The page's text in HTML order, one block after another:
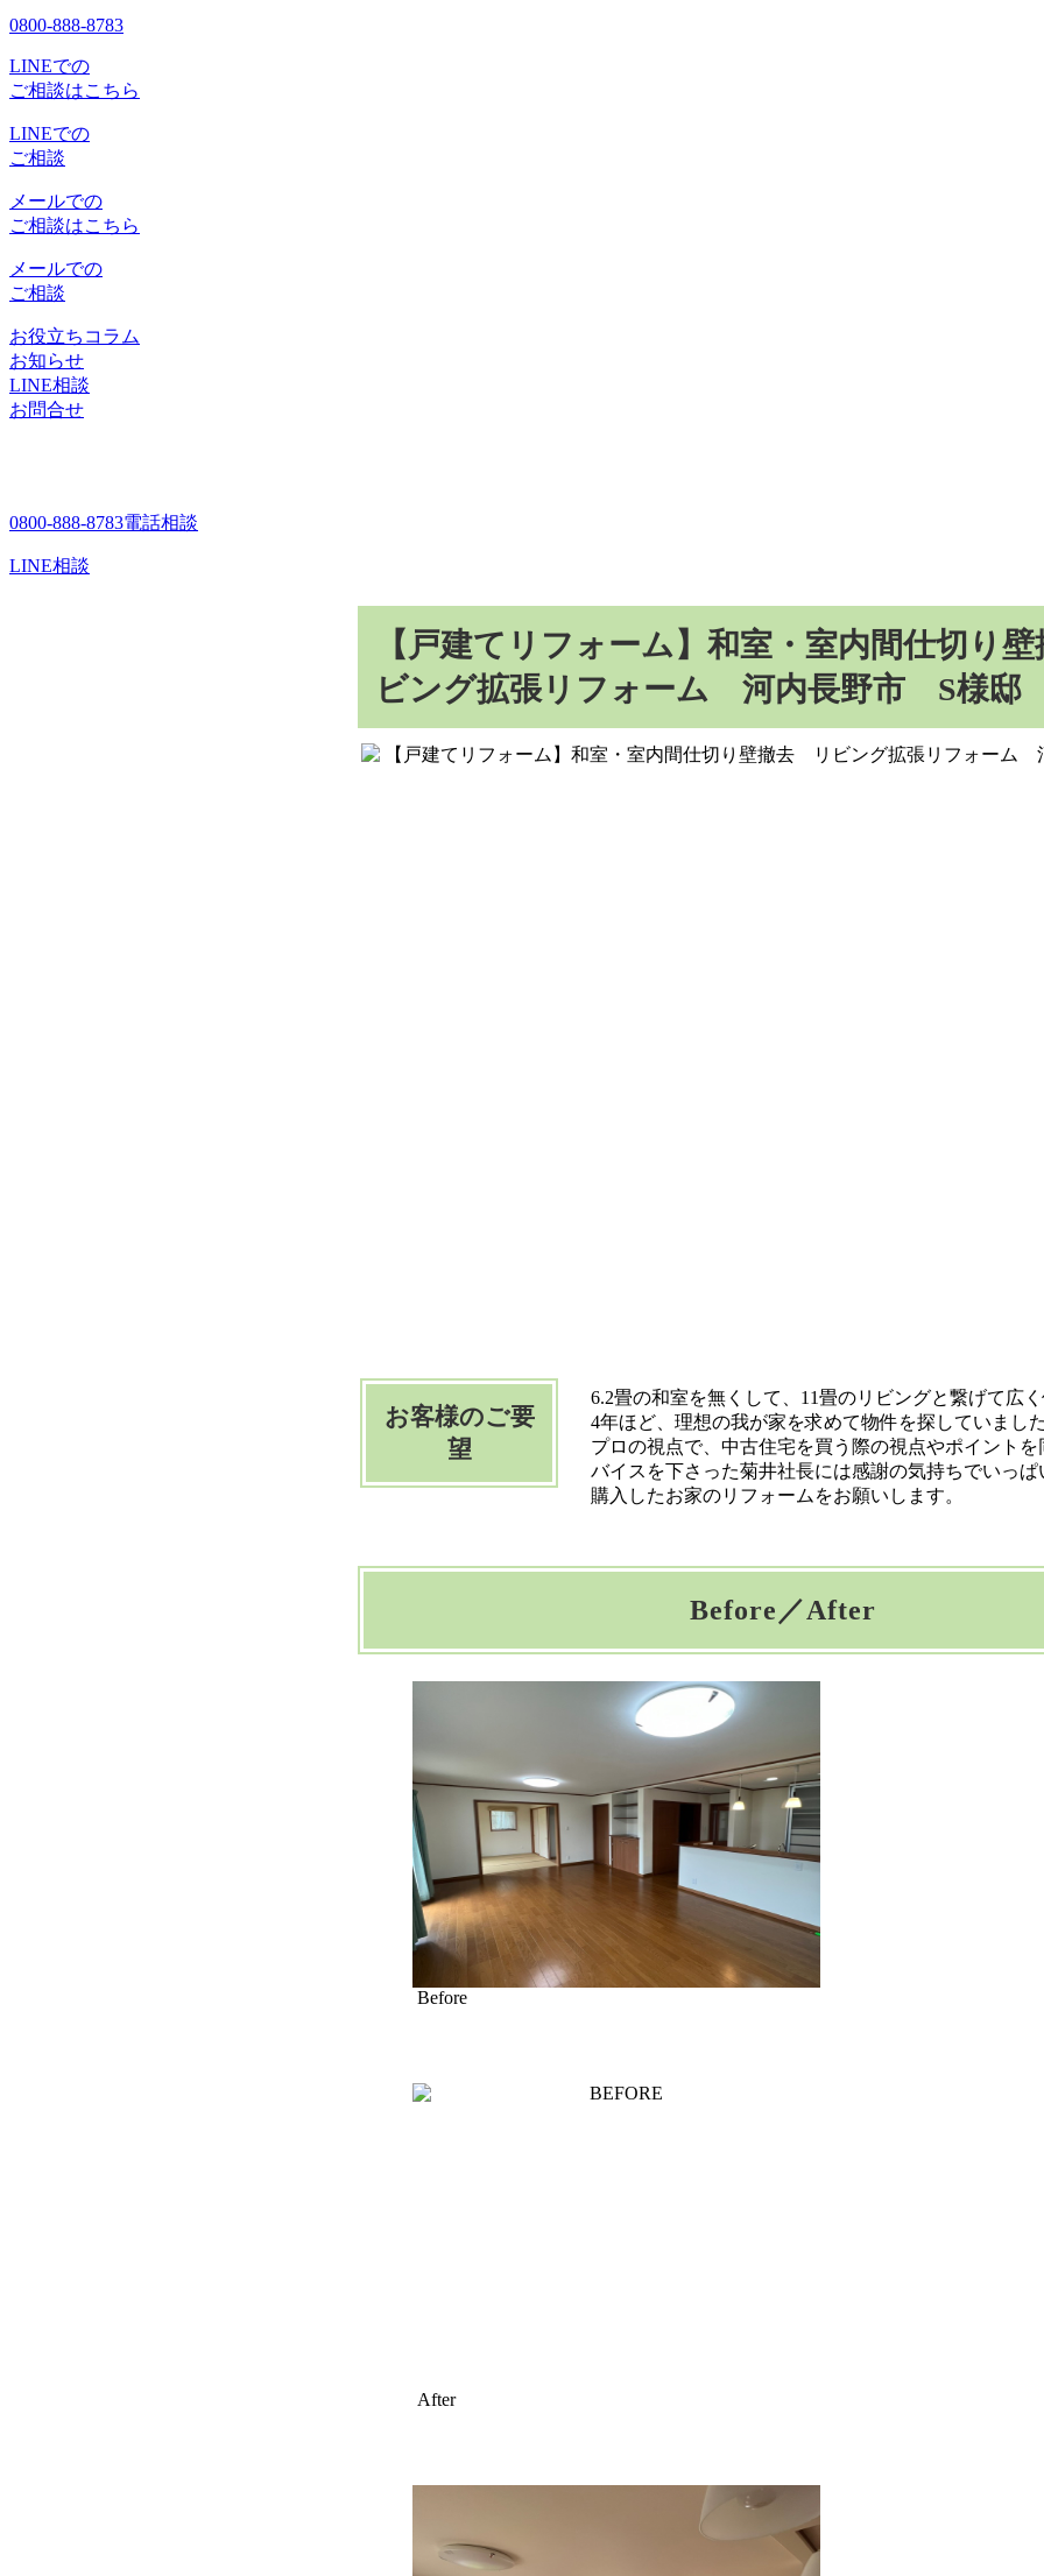
0800-888-8783
LINEでの
ご相談はこちら
LINEでの
ご相談
メールでの
ご相談はこちら
メールでの
ご相談
お役立ちコラム
お知らせ
LINE相談
お問合せ
0800-888-8783電話相談
LINE相談
【戸建てリフォーム】和室・室内間仕切り
ビング拡張リフォーム 河内長野市 S様邸
お客様のご要
望
6.2畳の和室を無くして、11畳のリビングと繋げて広
4年ほど、理想の我が家を求めて物件を探していまし
プロの視点で、中古住宅を買う際の視点やポイント
バイスを下さった菊井社長には感謝の気持ちでいっぱ
購入したお家のリフォームをお願いします。
Before／After
Before
After